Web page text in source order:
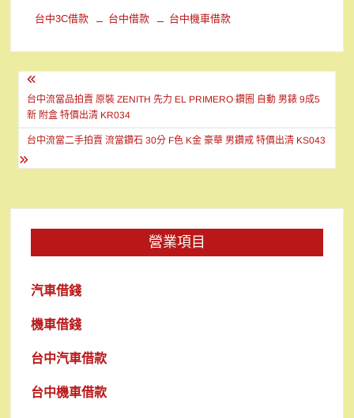
台中3C借款 台中借款 台中機車借款
文
章
導
覽
台中流當品拍賣 原裝 ZENITH 先力 EL PRIMERO 鑽圈 自動 男錶 9成5
新 附盒 特價出清 KR034
台中流當二手拍賣 流當鑽石 30分 F色 K金 豪華 男鑽戒 特價出清 KS043
營業項目
汽車借錢
機車借錢
台中汽車借款
台中機車借款